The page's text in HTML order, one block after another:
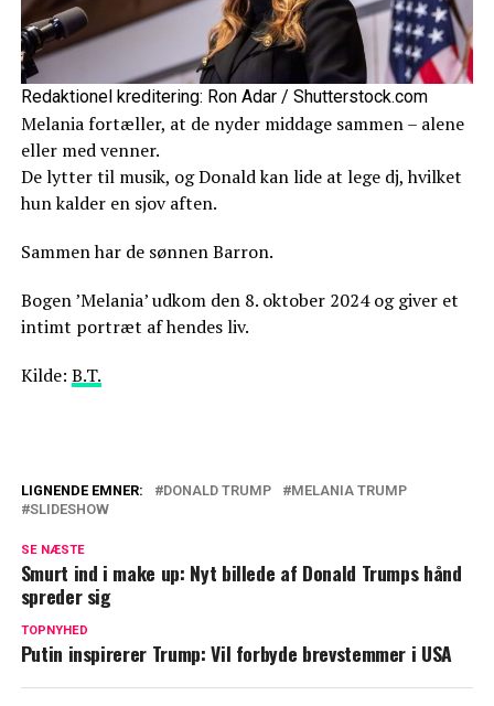
Redaktionel kreditering: Ron Adar / Shutterstock.com
Melania fortæller, at de nyder middage sammen – alene
eller med venner.
De lytter til musik, og Donald kan lide at lege dj, hvilket
hun kalder en sjov aften.
Sammen har de sønnen Barron.
Bogen ’Melania’ udkom den 8. oktober 2024 og giver et
intimt portræt af hendes liv.
Kilde: B.T.
Biografi hævder at Donald Trump og
Sandheden om Donald Trump og
Melanias ægteskab: "Hun hader ham"
LIGNENDE EMNER: DONALD TRUMP
MELANIA TRUMP
SLIDESHOW
SE NÆSTE
Smurt ind i make up: Nyt billede af Donald Trumps hånd
spreder sig
TOPNYHED
Putin inspirerer Trump: Vil forbyde brevstemmer i USA